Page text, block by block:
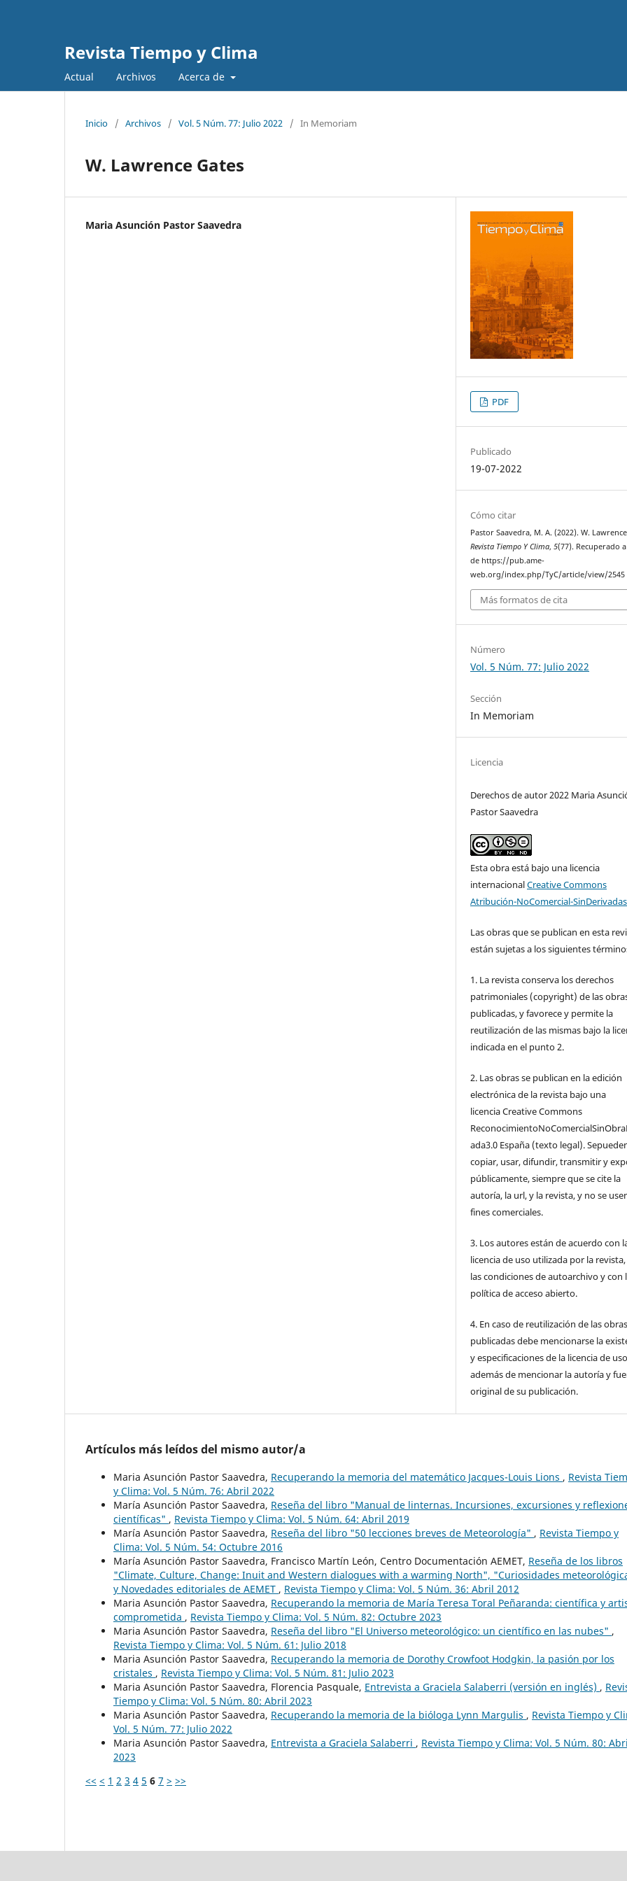
Revista Tiempo y Clima
Actual Archivos Acerca de
Inicio / Archivos / Vol. 5 Núm. 77: Julio 2022 / In Memoriam
W. Lawrence Gates
Maria Asunción Pastor Saavedra
PDF
Publicado
19-07-2022
Cómo citar
Pastor Saavedra, M. A. (2022). W.
Revista Tiempo Y Clima,5(77). Recuperado
de https://pub.ame-
web.org/index.php/TyC/article/view/2545
Más formatos de cita
Número
Vol. 5 Núm. 77: Julio 2022
Sección
In Memoriam
Licencia
Derechos de autor 2022 Maria
Pastor Saavedra
Esta obra está bajo una licencia
internacionalCreative Commons
Atribución-NoComercial-
Las obras que se publican en esta
están sujetas a los siguientes
1. La revista conserva los derechos
patrimoniales (copyright) de las
publicadas, y favorece y permite la
reutilización de las mismas bajo la
indicada en el punto 2.
2. Las obras se publican en la edición
electrónica de la revista bajo una
licencia Creative Commons
ada3.0 España (texto legal).
copiar, usar, difundir, transmitir y
públicamente, siempre que se cite la
autoría, la url, y la revista, y no se
fines comerciales.
3. Los autores están de acuerdo con
licencia de uso utilizada por la
las condiciones de autoarchivo y con
política de acceso abierto.
4. En caso de reutilización de las obras
publicadas debe mencionarse la
y especificaciones de la licencia de uso
además de mencionar la autoría y
original de su publicación.
Artículos más leídos del mismo autor/a
Maria Asunción Pastor Saavedra, Recuperando la memoria del matemático Jacques-Louis Lions , Revista
y Clima: Vol. 5 Núm. 76: Abril 2022
María Asunción Pastor Saavedra, Reseña del libro "Manual de linternas. Incursiones, excursiones y
científicas" , Revista Tiempo y Clima: Vol. 5 Núm. 64: Abril 2019
María Asunción Pastor Saavedra, Reseña del libro "50 lecciones breves de Meteorología" , Revista Tiempo y
Clima: Vol. 5 Núm. 54: Octubre 2016
María Asunción Pastor Saavedra, Francisco Martín León, Centro Documentación AEMET, Reseña de los libros
"Climate, Culture, Change: Inuit and Western dialogues with a warming North", "Curiosidades
y Novedades editoriales de AEMET , Revista Tiempo y Clima: Vol. 5 Núm. 36: Abril 2012
Maria Asunción Pastor Saavedra, Recuperando la memoria de María Teresa Toral Peñaranda: científica y
comprometida , Revista Tiempo y Clima: Vol. 5 Núm. 82: Octubre 2023
Maria Asunción Pastor Saavedra, Reseña del libro "El Universo meteorológico: un científico en las nubes" ,
Revista Tiempo y Clima: Vol. 5 Núm. 61: Julio 2018
Maria Asunción Pastor Saavedra, Recuperando la memoria de Dorothy Crowfoot Hodgkin, la pasión por los
cristales , Revista Tiempo y Clima: Vol. 5 Núm. 81: Julio 2023
Maria Asunción Pastor Saavedra, Florencia Pasquale, Entrevista a Graciela Salaberri (versión en inglés) ,
Tiempo y Clima: Vol. 5 Núm. 80: Abril 2023
Maria Asunción Pastor Saavedra, Recuperando la memoria de la bióloga Lynn Margulis , Revista Tiempo y
Vol. 5 Núm. 77: Julio 2022
Maria Asunción Pastor Saavedra, Entrevista a Graciela Salaberri , Revista Tiempo y Clima: Vol. 5 Núm. 80:
2023
<< < 1 2 3 4 5 6 7 > >>